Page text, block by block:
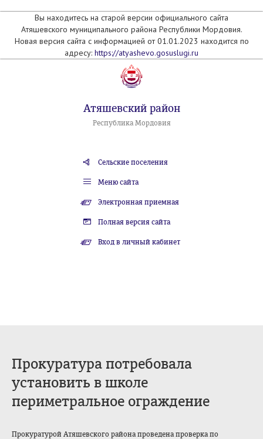
Вы находитесь на старой версии официального сайта
Атяшевского муниципального района Республики Мордовия.
Новая версия сайта с информацией от 01.01.2023 находится по
адресу: https://atyashevo.gosuslugi.ru
Атяшевский район
Республика Мордовия
Сельские поселения
Меню сайта
Электронная приемная
Полная версия сайта
Вход в личный кабинет
Прокуратура потребовала
установить в школе
периметральное ограждение
Прокуратурой Атяшевского района проведена проверка по